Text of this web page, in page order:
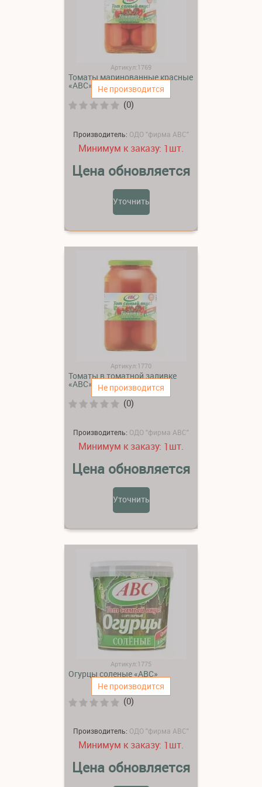
Не производится
Артикул:1769
Томаты маринованные красные
«АВС»
(0)
Производитель: ОДО "фирма АВС"
Минимум к заказу: 1шт.
Цена обновляется
Уточнить
Не производится
Артикул:1770
Томаты в томатной заливке
«АВС»
(0)
Производитель: ОДО "фирма АВС"
Минимум к заказу: 1шт.
Цена обновляется
Уточнить
Не производится
Артикул:1775
Огурцы соленые «АВС»
(0)
Производитель: ОДО "фирма АВС"
Минимум к заказу: 1шт.
Цена обновляется